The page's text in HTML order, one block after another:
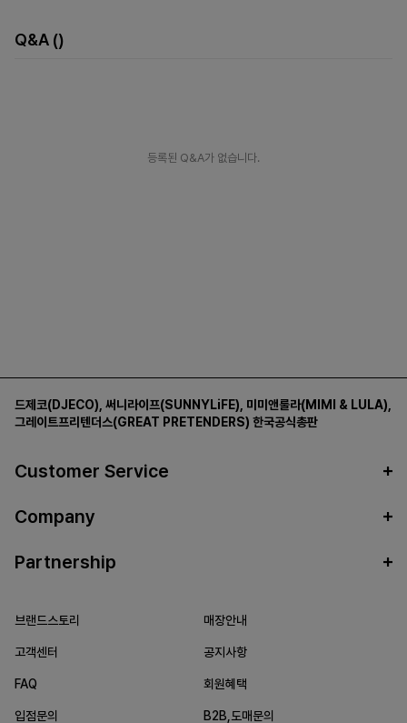
Q&A ()
등록된 Q&A가 없습니다.
드제코(DJECO) 써니라이프(SUNNYLiFE) 미미앤룰라(MIMI & LULA)
그레이트프리텐더스(GREAT PRETENDERS) 한국공식총판
Customer Service
Company
Partnership
브랜드스토리 매장안내
고객센터 공지사항
FAQ 회원혜택
입점문의 B2B,도매문의